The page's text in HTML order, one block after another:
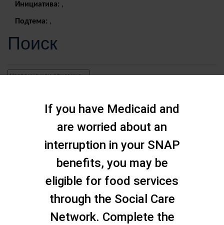
Инициатива: ,
Подтема: ,
Поиск
Свяжитесь с нами
If you have Medicaid and
are worried about an
interruption in your SNAP
benefits, you may be
eligible for food services
through the Social Care
Network. Complete the